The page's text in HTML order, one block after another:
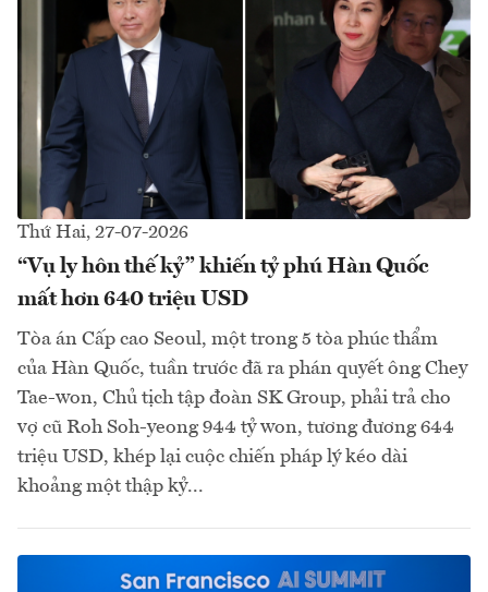
Thứ Hai, 27-07-2026
“Vụ ly hôn thế kỷ” khiến tỷ phú Hàn Quốc
mất hơn 640 triệu USD
Tòa án Cấp cao Seoul, một trong 5 tòa phúc thẩm
của Hàn Quốc, tuần trước đã ra phán quyết ông Chey
Tae-won, Chủ tịch tập đoàn SK Group, phải trả cho
vợ cũ Roh Soh-yeong 944 tỷ won, tương đương 644
triệu USD, khép lại cuộc chiến pháp lý kéo dài
khoảng một thập kỷ...